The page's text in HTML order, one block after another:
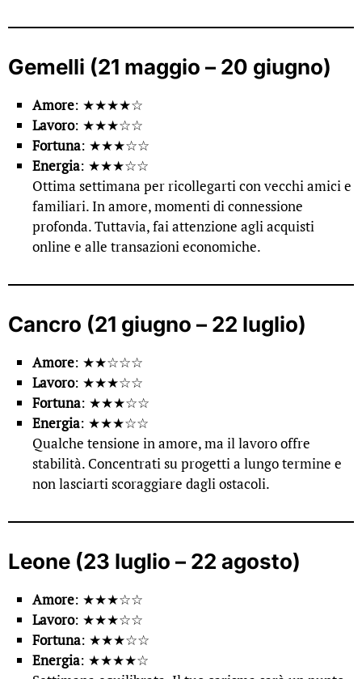
Gemelli (21 maggio – 20 giugno)
Amore: ★★★★☆
Lavoro: ★★★☆☆
Fortuna: ★★★☆☆
Energia: ★★★☆☆
Ottima settimana per ricollegarti con vecchi amici e
familiari. In amore, momenti di connessione
profonda. Tuttavia, fai attenzione agli acquisti
online e alle transazioni economiche.
Cancro (21 giugno – 22 luglio)
Amore: ★★☆☆☆
Lavoro: ★★★☆☆
Fortuna: ★★★☆☆
Energia: ★★★☆☆
Qualche tensione in amore, ma il lavoro offre
stabilità. Concentrati su progetti a lungo termine e
non lasciarti scoraggiare dagli ostacoli.
Leone (23 luglio – 22 agosto)
Amore: ★★★☆☆
Lavoro: ★★★☆☆
Fortuna: ★★★☆☆
Energia: ★★★★☆